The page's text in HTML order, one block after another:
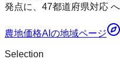
発点に、47都道府県対応
農地価格AI の地域ページ
Selection